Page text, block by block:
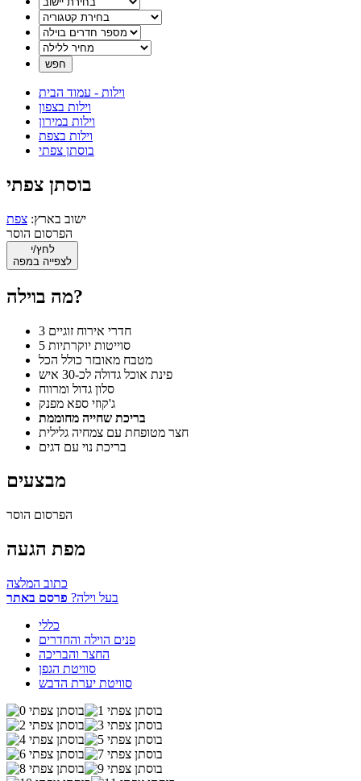
וילות - עמוד הבית
וילות בצפון
וילות במירון
וילות בצפת
בוסתן צפתי
בוסתן צפתי
ישוב בארץ: צפת
הפרסום הוסר
לחץ/י
לצפייה במפה
מה בוילה?
3 חדרי אירוח זוגיים
מטבח מאובזר כולל הכל
פינת אוכל גדולה לכ-30 איש
סלון גדול ומרווח
ג'קוזי ספא מפנק
בריכת שחייה מחוממת
חצר מטופחת עם צמחיה גלילית
בריכת נוי עם דגים
מבצעים
הפרסום הוסר
מפת הגעה
כתוב המלצה
בעל וילה? פרסם באתר
כללי
פנים הוילה והחדרים
החצר והבריכה
סוויטת הגפן
סוויטת יערת הדבש